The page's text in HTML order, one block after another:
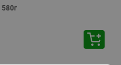
580г